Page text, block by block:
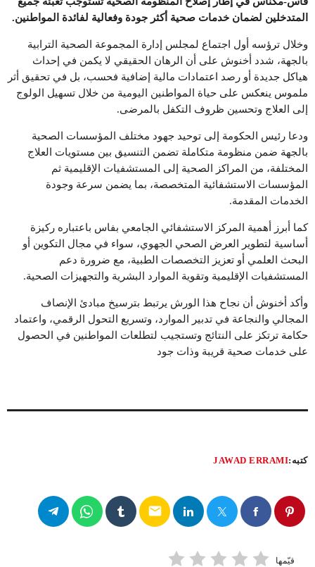
المتدخلين لضمان خدمات صحية أكثر جودة وفعالية لفائدة المواطنين.
وخلال ترؤسه أول اجتماع لمجلس إدارة المجموعة الصحية الترابية
بالجهة، شدد أخنوش على أن الرهان الحقيقي لا يكمن في إحداث
هياكل جديدة أو رصد اعتمادات مالية إضافية فحسب، بل في تحقيق أثر
ملموس ينعكس على حياة المواطنين اليومية من خلال تسهيل الولوج
إلى العلاج وتحسين ظروف التكفل بالمرضى.
ودعا رئيس الحكومة إلى توحيد جهود مختلف المؤسسات الصحية
بالجهة ضمن منظومة متكاملة تضمن التنسيق بين مستويات العلاج
المختلفة، من المراكز الصحية إلى المستشفيات الإقليمية ثم
المؤسسات الاستشفائية المتخصصة، بما يضمن سرعة وجودة
الخدمات المقدمة.
كما أبرز أهمية المركز الاستشفائي الجامعي بفاس باعتباره ركيزة
أساسية لتطوير العرض الصحي الجهوي، سواء في مجال التكوين أو
البحث العلمي أو تعزيز التخصصات الطبية، مع ضرورة دعم
المستشفيات الإقليمية وتقوية الموارد البشرية والتجهيزات الصحية.
وأكد أخنوش أن نجاح هذا الورش يرتبط بترسيخ مبادئ الإنصاف
المجالي والنجاعة في تدبير الموارد، وتسريع التحول الرقمي، واعتماد
حكامة ترتكز على النتائج وتستجيب لتطلعات المواطنين في الحصول
على خدمات صحية قريبة وذات جود
كتبه:JAWAD ERRAMI
email
قيّمها